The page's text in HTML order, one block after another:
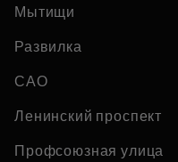
Мытищи
Развилка
САО
Ленинский проспект
Профсоюзная улица